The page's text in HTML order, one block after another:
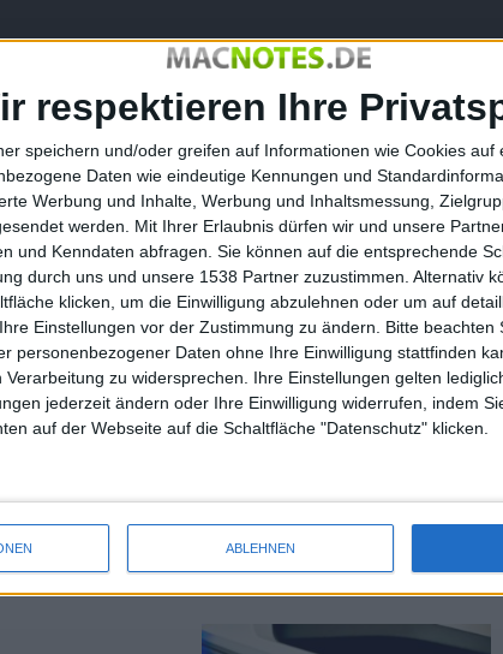
respektieren Ihre
speichern und/oder greifen auf Informationen wie Cookies auf
Daten wie eindeutige Kennungen und
Werbung und Inhalte, Werbung und Inhaltsmessung,
werden.
Mit Ihrer Erlaubnis dürfen wir und unsere
und Kenndaten abfragen. Sie können auf die entsprechende
durch uns und unsere 1538 Partner zuzustimmen. Alternativ
klicken, um die Einwilligung abzulehnen oder um auf
Einstellungen vor der Zustimmung zu ändern.
Bitte beachten
personenbezogener Daten ohne Ihre Einwilligung stattfinden
Verarbeitung zu widersprechen. Ihre Einstellungen gelten
jederzeit ändern oder Ihre Einwilligung widerrufen, indem
auf der Webseite auf die Schaltfläche "Datenschutz" klicken.
ABLEHNEN
Snow Leopard bereits vorinstalliert? Eine komplette Liste
des Gerätes über das Software-Update verfügbar,
Die Liste ist lang, selbst alte Druckermodelle (wie
Ein Blick in die Liste lohnt sich für alle, die unsicher sind,
wird.
iPhone: Ende der Exklusivvertr…
veröffentlicht,
Store auf Lion
Updates
Scanner ohne Erlaubnis in
macOS: Apple weiß Bescheid
17.08.2021